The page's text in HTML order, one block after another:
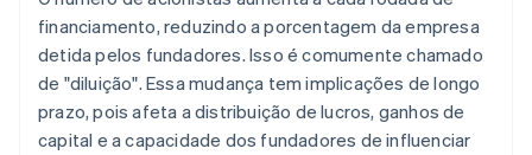
financiamento, reduzindo a porcentagem da empresa
detida pelos fundadores. Isso é comumente chamado
de "diluição". Essa mudança tem implicações de longo
prazo, pois afeta a distribuição de lucros, ganhos de
capital e a capacidade dos fundadores de influenciar